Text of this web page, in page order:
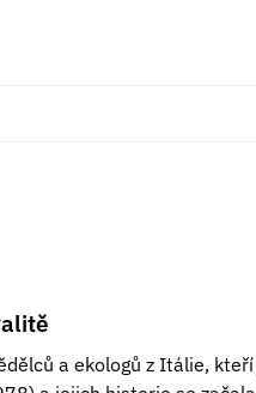
a ekologů z Itálie,